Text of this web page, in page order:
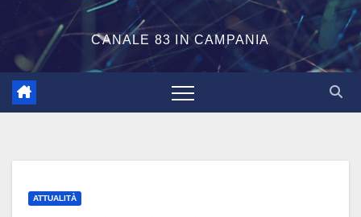
CANALE 83 IN CAMPANIA
ATTUALITÀ